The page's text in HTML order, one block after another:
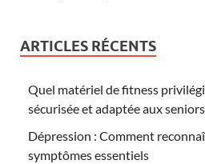
ARTICLES RÉCENTS
Quel matériel de fitness
sécurisée et adaptée aux seniors
Dépression : Comment
symptômes essentiels